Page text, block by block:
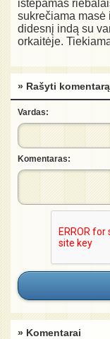
ištepamas
sukrečiama masė
didesnį indą su
orkaitėje.
» Rašyti komentarą
Vardas:
Komentaras:
» Komentarai